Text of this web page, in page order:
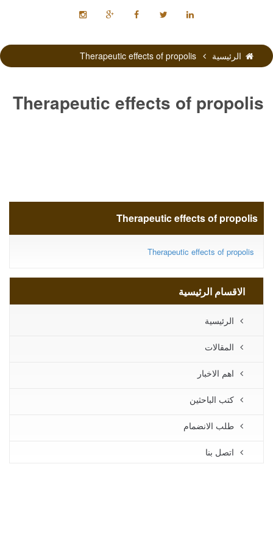
الرئيسية
Therapeutic effects of propolis
Therapeutic effects of propolis
Therapeutic effects of propolis
الاقسام الرئيسية
الرئيسية
المقالات
اهم الاخبار
كتب الباحثين
طلب الانضمام
اتصل بنا